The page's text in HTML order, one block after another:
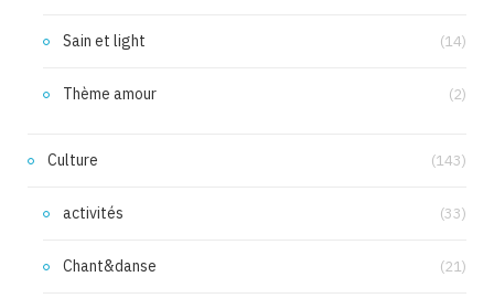
Sain et light (14)
Thème amour (2)
Culture (143)
activités (33)
Chant&danse (21)